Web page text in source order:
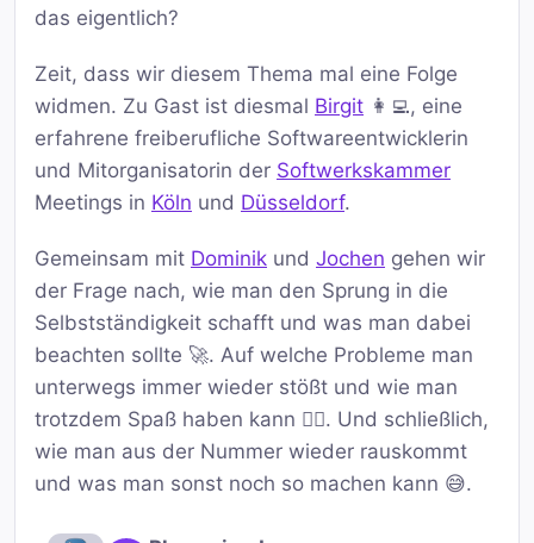
das eigentlich?
Zeit, dass wir diesem Thema mal eine Folge
widmen. Zu Gast ist diesmal Birgit 👩‍💻, eine
erfahrene freiberufliche Softwareentwicklerin
und Mitorganisatorin der Softwerkskammer
Meetings in Köln und Düsseldorf.
Gemeinsam mit Dominik und Jochen gehen wir
der Frage nach, wie man den Sprung in die
Selbstständigkeit schafft und was man dabei
beachten sollte 🚀. Auf welche Probleme man
unterwegs immer wieder stößt und wie man
trotzdem Spaß haben kann 🤹‍♂️. Und schließlich,
wie man aus der Nummer wieder rauskommt
und was man sonst noch so machen kann 😅.